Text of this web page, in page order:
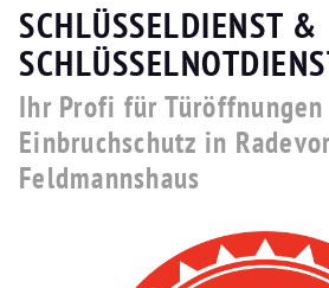
SCHLÜSSELDIENST &
Ihr Profi für Türöffnungen
Einbruchschutz in
Feldmannshaus